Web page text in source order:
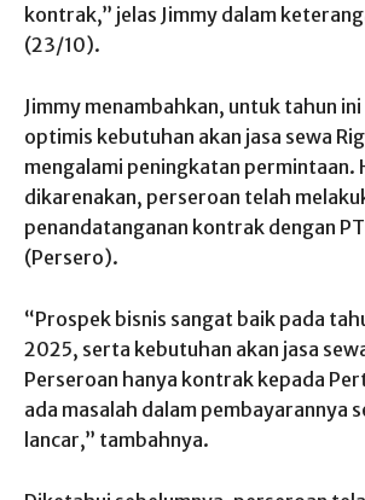
kontrak,” jelas Jimmy dalam
(23/10).
Jimmy menambahkan, untuk tahun
optimis kebutuhan akan jasa sewa
mengalami peningkatan permintaan.
dikarenakan, perseroan telah
penandatanganan kontrak dengan
(Persero).
“Prospek bisnis sangat baik pada
2025, serta kebutuhan akan jasa
Perseroan hanya kontrak kepada
ada masalah dalam pembayarannya
lancar,” tambahnya.